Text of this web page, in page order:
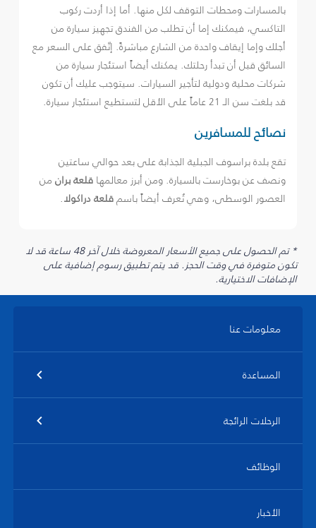
بالمسارات ومحطات التوقف لكل منها. أما إذا أردت ركوب
التاكسي، فيمكنك إما أن تطلب من الفندق تجهيز سيارة من
أجلك وإما إيقاف واحدة من الشارع مباشرةً. إتّفق على السعر مع
السائق قبل أن تبدأ رحلتك. يمكنك أيضاً استئجار سيارة من
شركات محلية ودولية لتأجير السيارات. سيتوجب عليك أن تكون
قد بلغت سن الـ 21 عاماً على الأقل لتستطيع استئجار سيارة.
نصائح للمسافرين
تقع بلدة براسوف الجبلية الجذابة على بعد حوالي ساعتين
ونصف عن بوخارست بالسيارة. ومن أبرز معالمها قلعة برانمن
العصور الوسطى، وهي تُعرف أيضاً باسمقلعة دراكولا.
* تم الحصول على جميع الأسعار المعروضة خلال آخر 48 ساعة قد لا
تكون متوفرة في وقت الحجز. قد يتم تطبيق رسوم إضافية على
الإضافات الاختيارية.
معلومات عنا
المساعدة
الرحلات الرائجة
الوظائف
الأخبار